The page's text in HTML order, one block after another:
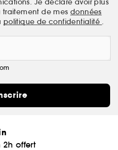
traitement de mes données
politique de confidentialité
offert